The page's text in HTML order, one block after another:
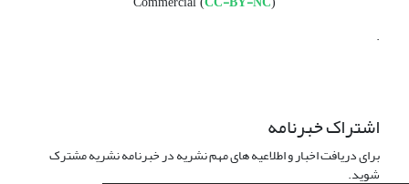
.
اشتراک خبرنامه
برای دریافت اخبار و اطلاعیه های مهم نشریه در خبرنامه نشریه مشترک
شوید.